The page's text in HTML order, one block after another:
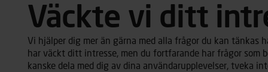
Väckte vi ditt
Vi hjälper dig mer än gärna med alla frågor du kan tänkas
har väckt ditt intresse, men du fortfarande har frågor som
kanske dela med dig av dina användarupplevelser, tveka